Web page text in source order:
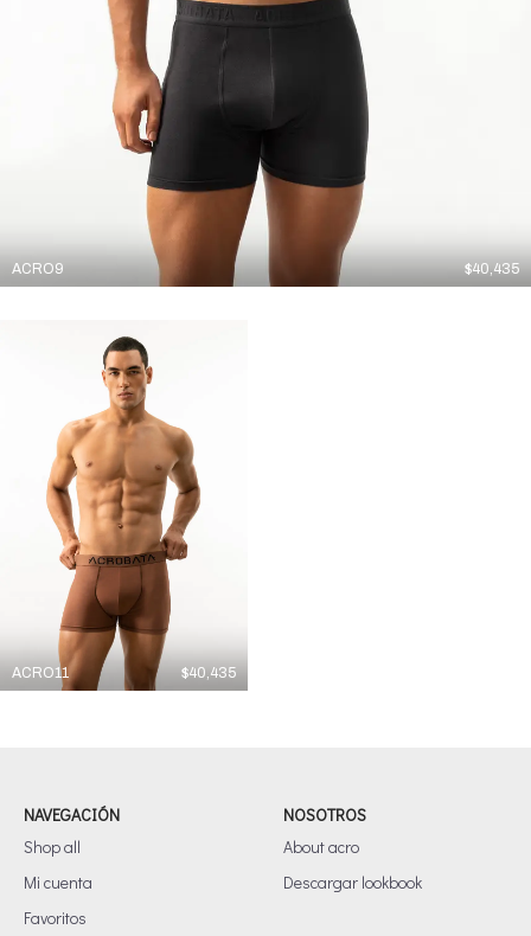
ACRO9 $40,435
ACRO11 $40,435
NAVEGACIÓN
Shop all
Mi cuenta
Favoritos
NOSOTROS
About acro
Descargar lookbook